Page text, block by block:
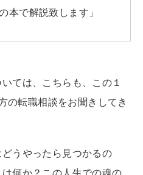
本で解説致します」
ては、こちらも、この１
の転職相談をお聞きしてき
うやったら見つかるの